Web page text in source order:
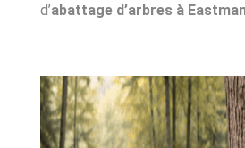
d’abattage d’arbres à